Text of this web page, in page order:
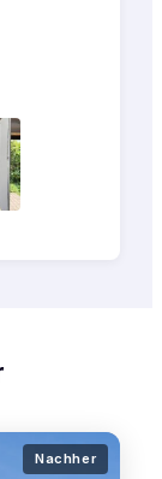
Nachher